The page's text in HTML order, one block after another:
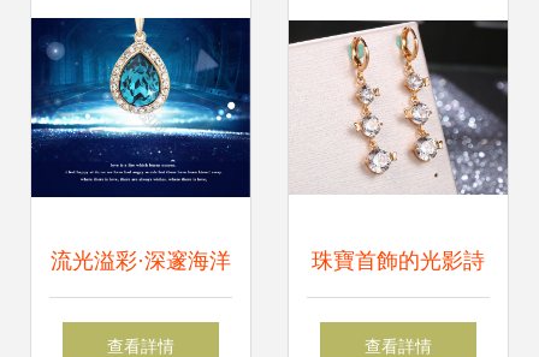
時尚
流光溢彩·深邃海洋
| 藍色華彩珠寶盛
查看詳情
珠寶首飾的光影詩
篇 捕捉璀璨瞬間的
查看詳情